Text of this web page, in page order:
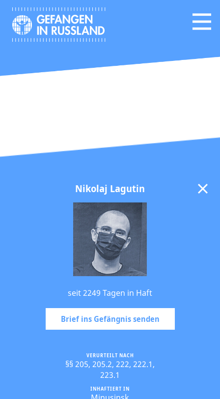
Nikolaj Lagutin
seit 2249 Tagen in Haft
Brief ins Gefängnis senden
INHAFTIERT IN
VERURTEILT NACH
§§ 205, 205.2, 222, 222.1,
223.1